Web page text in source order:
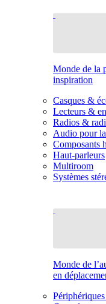
Monde de la
inspiration
Casques &
Lecteurs &
Radios &
Audio pour
Composants
Haut-parleurs
Multiroom
Systèmes
Monde de
en
Périphériques